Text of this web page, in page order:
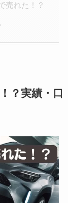
売れた！？
？実績・口